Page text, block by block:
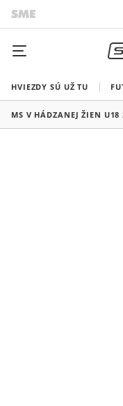
HVIEZDY SÚ UŽ TU
MS V HÁDZANEJ ŽIEN U18